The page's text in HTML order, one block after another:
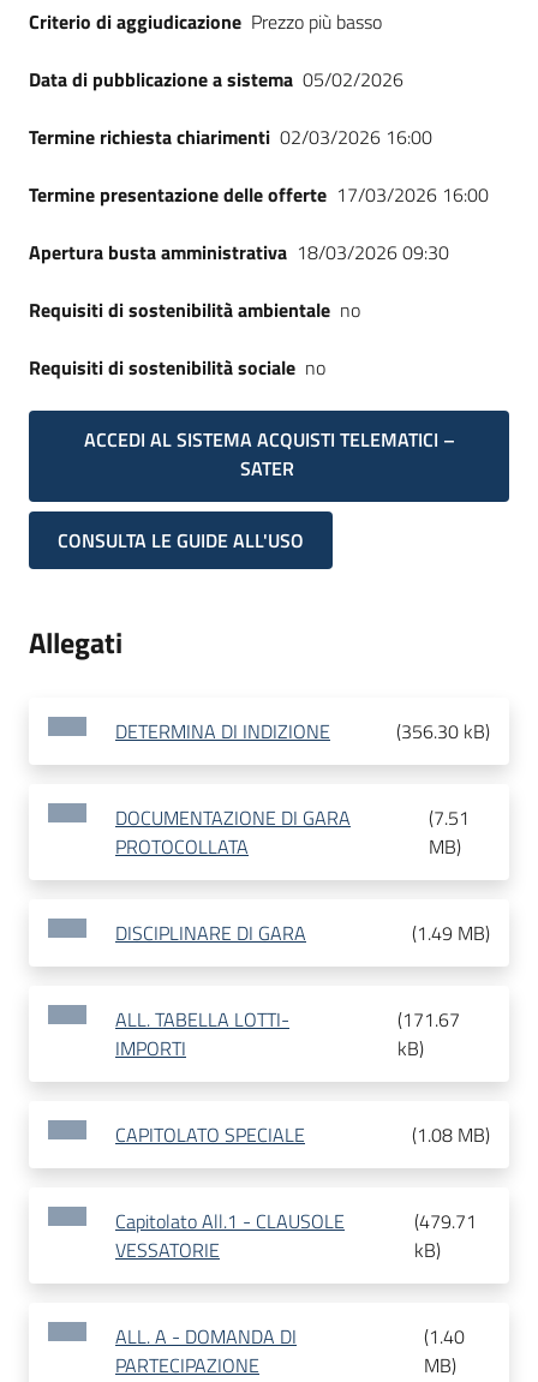
Criterio di aggiudicazione Prezzo più basso
Data di pubblicazione a sistema 05/02/2026
Termine richiesta chiarimenti 02/03/2026 16:00
Termine presentazione delle offerte 17/03/2026 16:00
Apertura busta amministrativa 18/03/2026 09:30
Requisiti di sostenibilità ambientale no
Requisiti di sostenibilità sociale no
ACCEDI AL SISTEMA ACQUISTI TELEMATICI –
SATER
CONSULTA LE GUIDE ALL'USO
Allegati
DETERMINA DI INDIZIONE (356.30 kB)
DOCUMENTAZIONE DI GARA
PROTOCOLLATA
(7.51
MB)
DISCIPLINARE DI GARA (1.49 MB)
ALL. TABELLA LOTTI-
IMPORTI
(171.67
kB)
CAPITOLATO SPECIALE (1.08 MB)
Capitolato All.1 - CLAUSOLE
VESSATORIE
(479.71
kB)
ALL. A - DOMANDA DI
PARTECIPAZIONE
(1.40
MB)